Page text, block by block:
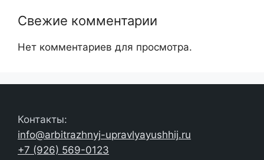
Свежие комментарии
Нет комментариев для просмотра.
Контакты:
info@arbitrazhnyj-upravlyayushhij.ru
+7 (926) 569-0123